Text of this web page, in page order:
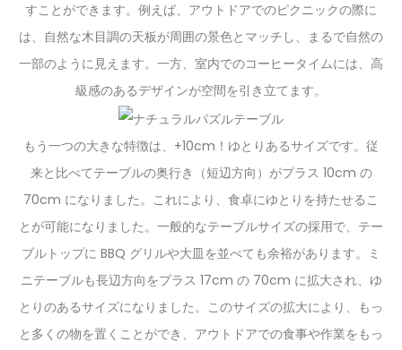
すことができます。例えば、アウトドアでのピクニックの際に
は、自然な木目調の天板が周囲の景色とマッチし、まるで自然の
一部のように見えます。一方、室内でのコーヒータイムには、高
級感のあるデザインが空間を引き立てます。
もう一つの大きな特徴は、 +10cm！ゆとりあるサイズです。従
来と比べてテーブルの奥行き（短辺方向）がプラス 10cm の
70cm になりました。これにより、食卓にゆとりを持たせるこ
とが可能になりました。一般的なテーブルサイズの採用で、テー
ブルトップに BBQ グリルや大皿を並べても余裕があります。ミ
ニテーブルも長辺方向をプラス 17cm の 70cm に拡大され、ゆ
とりのあるサイズになりました。このサイズの拡大により、もっ
と多くの物を置くことができ、アウトドアでの食事や作業をもっ